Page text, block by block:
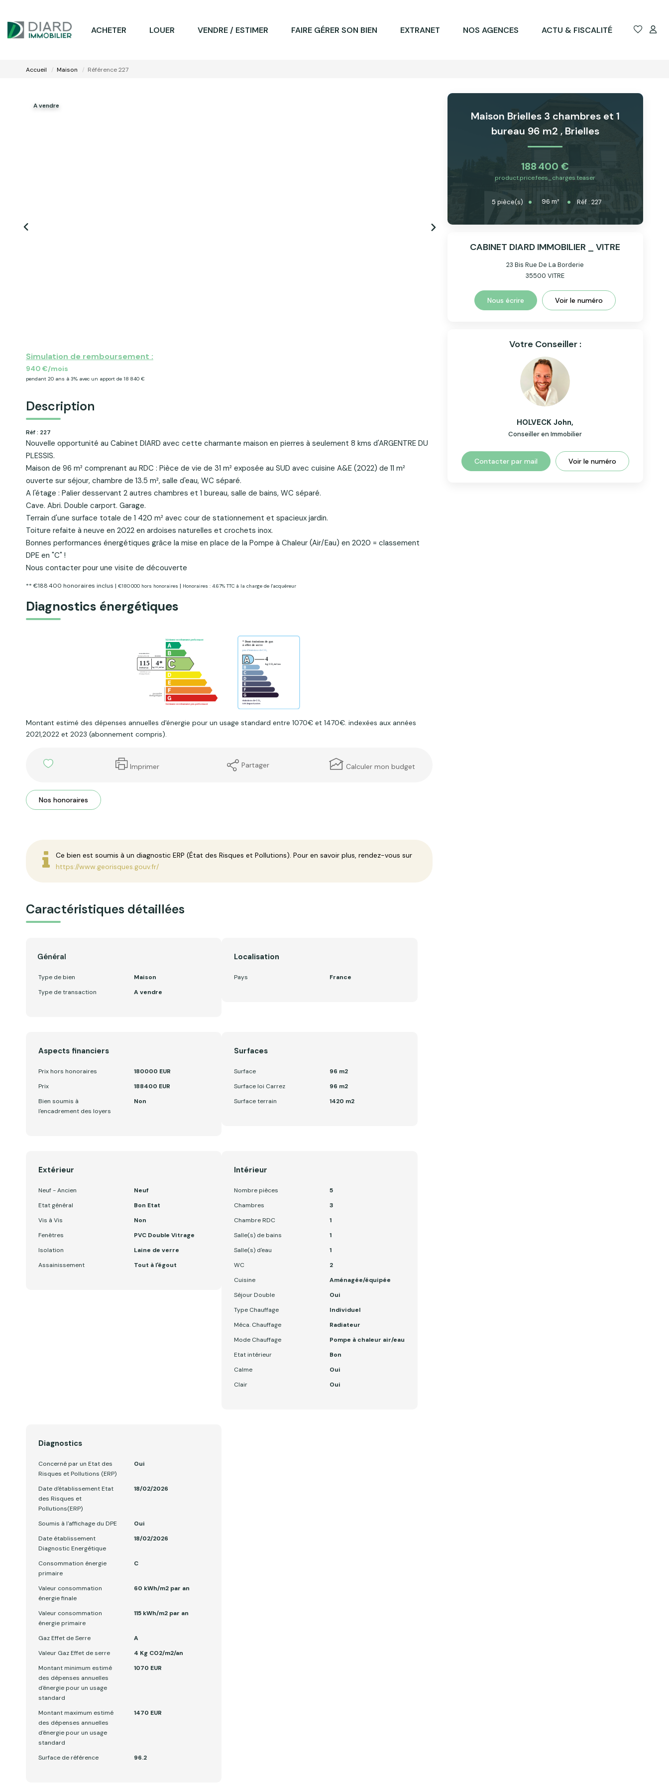
ACHETER LOUER VENDRE / ESTIMER FAIRE GÉRER SON BIEN EXTRANET NOS AGENCES ACTU & FISCALITÉ
Accueil Maison Référence 227
A vendre
Simulation de remboursement :
940 €/mois
pendant 20 ans à 3% avec un apport de 18 840 €
Description
Réf : 227
Nouvelle opportunité au Cabinet DIARD avec cette charmante maison en pierres à seulement 8 kms d'ARGENTRE DU
PLESSIS.
Maison de 96 m² comprenant au RDC : Pièce de vie de 31 m² exposée au SUD avec cuisine A&E (2022) de 11 m²
ouverte sur séjour, chambre de 13.5 m², salle d'eau, WC séparé.
A l'étage : Palier desservant 2 autres chambres et 1 bureau, salle de bains, WC séparé.
Cave. Abri. Double carport. Garage.
Terrain d'une surface totale de 1 420 m² avec cour de stationnement et spacieux jardin.
Toiture refaite à neuve en 2022 en ardoises naturelles et crochets inox.
Bonnes performances énergétiques grâce la mise en place de la Pompe à Chaleur (Air/Eau) en 2020 = classement
DPE en "C" !
Nous contacter pour une visite de découverte
** €188 400 honoraires inclus | €180 000 hors honoraires | Honoraires : 4.67% TTC à la charge de l'acquéreur
Diagnostics énergétiques
Montant estimé des dépenses annuelles d'énergie pour un usage standard entre 1070€ et 1470€. indexées aux années
2021,2022 et 2023 (abonnement compris).
Imprimer Partager Calculer mon budget
Nos honoraires
Ce bien est soumis à un diagnostic ERP (État des Risques et Pollutions). Pour en savoir plus, rendez-vous sur
https://www.georisques.gouv.fr/
Caractéristiques détaillées
Général
Type de bien
Maison
Type de transaction
A vendre
Localisation
Pays France
Aspects financiers
Prix hors honoraires
180000 EUR
Prix
188400 EUR
Bien soumis à
l'encadrement des loyers
Non
Surfaces
Surface
96 m2
Surface loi Carrez
96 m2
Surface terrain
1420 m2
Extérieur
Neuf - Ancien
Neuf
Etat général
Bon Etat
Vis à Vis
Non
Fenêtres
PVC Double Vitrage
Isolation
Laine de verre
Assainissement
Tout à l'égout
Intérieur
Nombre pièces
5
Chambres
3
Chambre RDC
1
Salle(s) de bains
1
Salle(s) d'eau
1
WC
2
Cuisine
Aménagée/équipée
Séjour Double
Oui
Type Chauffage
Individuel
Méca. Chauffage
Radiateur
Mode Chauffage
Pompe à chaleur air/eau
Etat intérieur
Bon
Calme
Oui
Clair
Oui
Diagnostics
Concerné par un Etat des
Risques et Pollutions (ERP)
Oui
Date d'établissement Etat
des Risques et
Pollutions(ERP)
18/02/2026
Soumis à l'affichage du DPE
Oui
Date établissement
Diagnostic Energétique
18/02/2026
Consommation énergie
primaire
C
Valeur consommation
énergie finale
60 kWh/m2 par an
Valeur consommation
énergie primaire
115 kWh/m2 par an
Gaz Effet de Serre
A
Valeur Gaz Effet de serre
4 Kg CO2/m2/an
Montant minimum estimé
des dépenses annuelles
d'énergie pour un usage
standard
1070 EUR
Montant maximum estimé
des dépenses annuelles
d'énergie pour un usage
standard
1470 EUR
Surface de référence 96.2
Maison Brielles 3 chambres et 1
bureau 96 m2 , Brielles
188 400 €
product.price.fees_charges.teaser
5 pièce(s) 96 m² Réf : 227
CABINET DIARD IMMOBILIER _ VITRE
23 Bis Rue De La Borderie
35500VITRE
Nous écrire Voir le numéro
Votre Conseiller :
HOLVECK John,
Conseiller en Immobilier
Contacter par mail Voir le numéro